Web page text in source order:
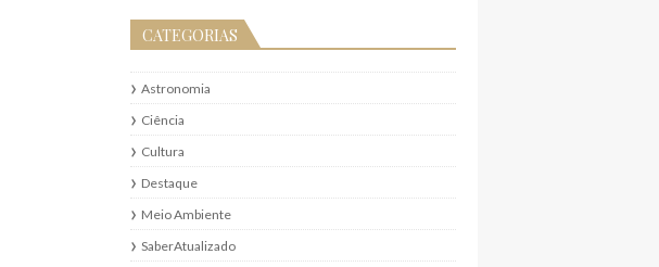
CATEGORIAS
Astronomia
Ciência
Cultura
Destaque
Meio Ambiente
SaberAtualizado